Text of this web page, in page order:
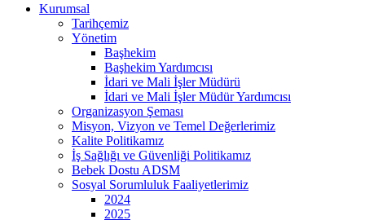
Kurumsal
Tarihçemiz
Yönetim
Başhekim
Başhekim Yardımcısı
İdari ve Mali İşler Müdürü
İdari ve Mali İşler Müdür Yardımcısı
Organizasyon Şeması
Misyon, Vizyon ve Temel Değerlerimiz
Kalite Politikamız
İş Sağlığı ve Güvenliği Politikamız
Bebek Dostu ADSM
Sosyal Sorumluluk Faaliyetlerimiz
2024
2025